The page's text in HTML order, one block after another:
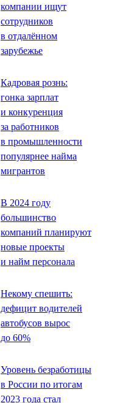
компании ищут
сотрудников
в отдалённом
зарубежье
Кадровая рознь:
гонка зарплат
и конкуренция
за работников
в промышленности
популярнее найма
мигрантов
В 2024 году
большинство
компаний планируют
новые проекты
и найм персонала
Некому спешить:
дефицит водителей
автобусов вырос
до 60%
Уровень безработицы
в России по итогам
2023 года стал